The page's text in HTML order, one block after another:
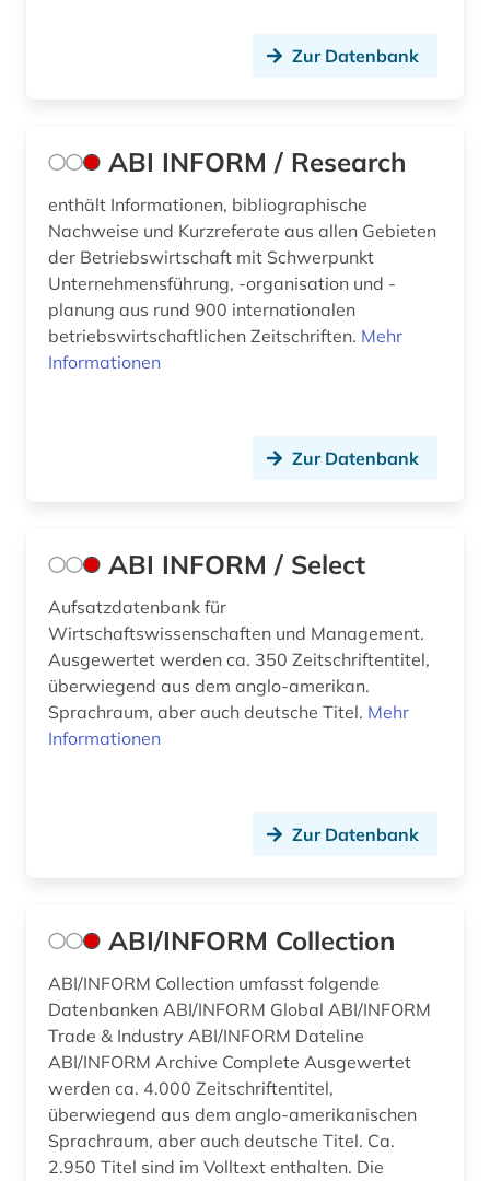
berufseinstieg (1)
berufsforschung (1)
berufspädagogik (1)
bestechung (1)
betrieb (3)
betriebsorganisation (1)
betriebsrat (2)
betriebssicherheit (2)
betriebssicherheitsverordnung (1)
betriebssystem (1)
betriebsverfassungsgesetz (1)
Zur Datenbank
ABI INFORM / Research
enthält Informationen, bibliographische
Nachweise und Kurzreferate aus allen Gebieten
der Betriebswirtschaft mit Schwerpunkt
Unternehmensführung, -organisation und -
planung aus rund 900 internationalen
betriebswirtschaftlichen Zeitschriften. Mehr
Informationen
Zur Datenbank
ABI INFORM / Select
Aufsatzdatenbank für
Wirtschaftswissenschaften und Management.
Ausgewertet werden ca. 350 Zeitschriftentitel,
überwiegend aus dem anglo-amerikan.
Sprachraum, aber auch deutsche Titel. Mehr
Informationen
Zur Datenbank
ABI/INFORM Collection
ABI/INFORM Collection umfasst folgende
Datenbanken ABI/INFORM Global ABI/INFORM
Trade & Industry ABI/INFORM Dateline
ABI/INFORM Archive Complete Ausgewertet
werden ca. 4.000 Zeitschriftentitel,
überwiegend aus dem anglo-amerikanischen
Sprachraum, aber auch deutsche Titel. Ca.
2.950 Titel sind im Volltext enthalten. Die